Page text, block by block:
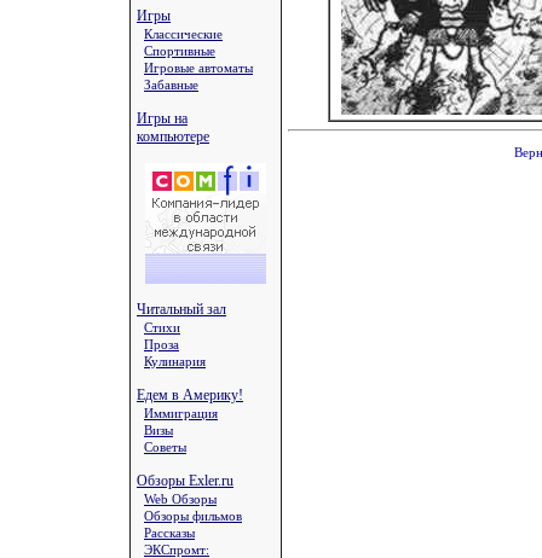
Игры
Классические
Спортивные
Игровые автоматы
Забавные
Игры на
компьютере
Читальный зал
Стихи
Проза
Кулинария
Едем в Америку!
Иммиграция
Визы
Советы
Обзоры Exler.ru
Web Обзоры
Обзоры фильмов
Рассказы
ЭКСпромт: